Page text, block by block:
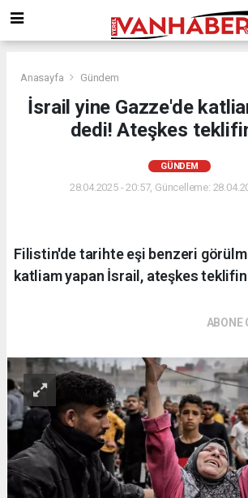
Anasayfa Gündem
İsrail yine Gazze'de
dedi! Ateşkes
GÜNDEM
28.04.2025 - 20:57, Güncelleme:
Filistin'de tarihte eşi benzeri
katliam yapan İsrail, ateşkes
ABONE